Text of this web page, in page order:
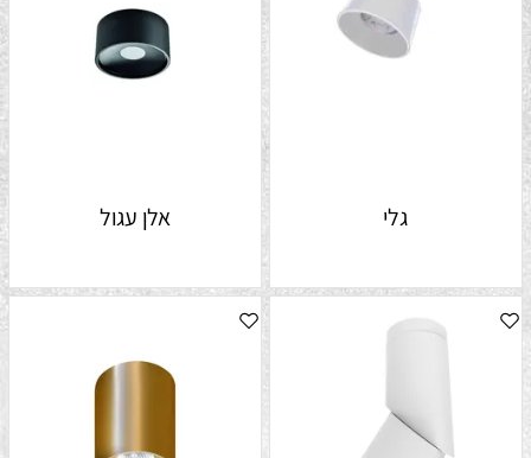
גלי אלן עגול